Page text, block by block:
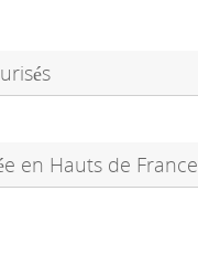
en Hauts de France